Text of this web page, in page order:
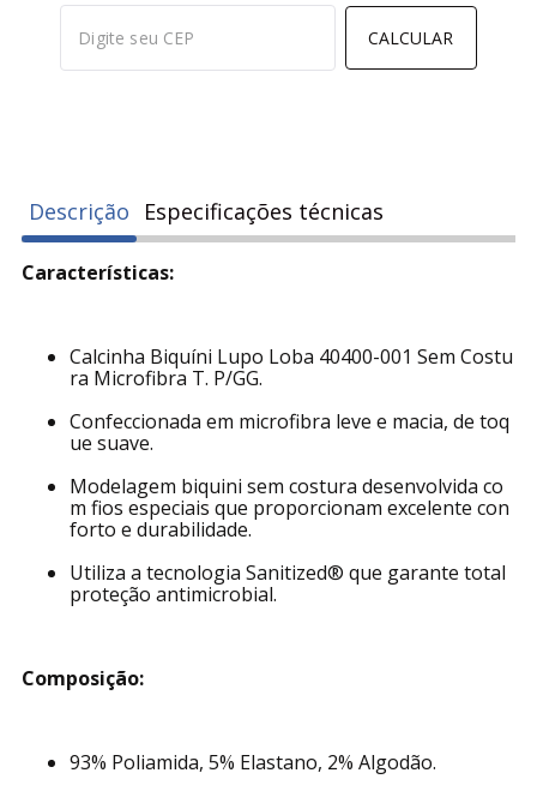
CALCULAR
Descrição Especificações técnicas
Características:
Calcinha Biquíni Lupo Loba 40400-001 Sem Costu
ra Microfibra T. P/GG.
Confeccionada em microfibra leve e macia, de toq
ue suave.
Modelagem biquini sem costura desenvolvida co
m fios especiais que proporcionam excelente con
forto e durabilidade.
Utiliza a tecnologia Sanitized® que garante total
proteção antimicrobial.
Composição:
93% Poliamida, 5% Elastano, 2% Algodão.